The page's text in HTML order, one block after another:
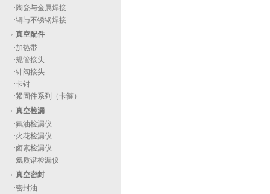
· 陶瓷与金属焊接
·铜与不锈钢焊接
真空配件
·加热带
·规管接头
·针阀接头
·卡钳
·紧固件系列（卡箍）
真空检漏
·氟油检漏仪
·火花检漏仪
·卤素检漏仪
·氦质谱检漏仪
真空密封
·密封油